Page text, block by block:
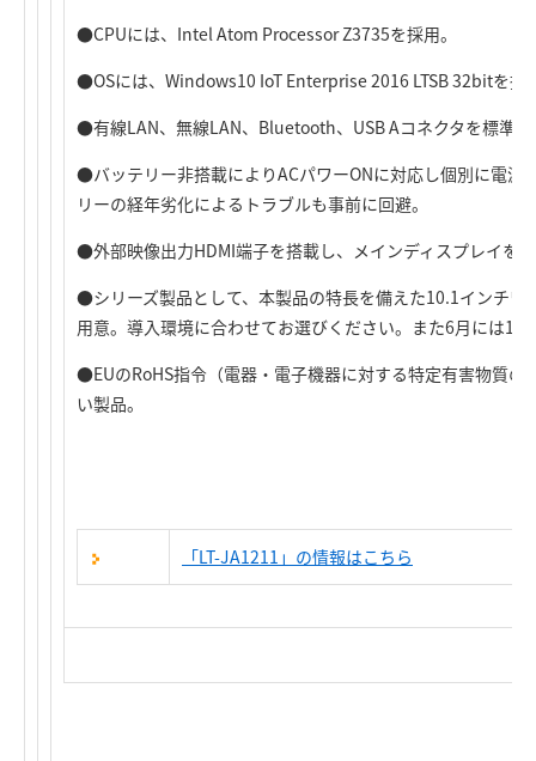
●CPUには、Intel Atom Processor Z3735を採用。
●OSには、Windows10 IoT Enterprise 2016 LTSB 32bitを採
●有線LAN、無線LAN、Bluetooth、USB Aコネクタを標準
●バッテリー非搭載によりACパワーONに対応し個別に電源
リーの経年劣化によるトラブルも事前に回避。
●外部映像出力HDMI端子を搭載し、メインディスプレイを
●シリーズ製品として、本製品の特長を備えた10.1インチワ
用意。導入環境に合わせてお選びください。また6月には
●EUのRoHS指令（電器・電子機器に対する特定有害物質の
い製品。
「LT-JA1211」の情報はこちら